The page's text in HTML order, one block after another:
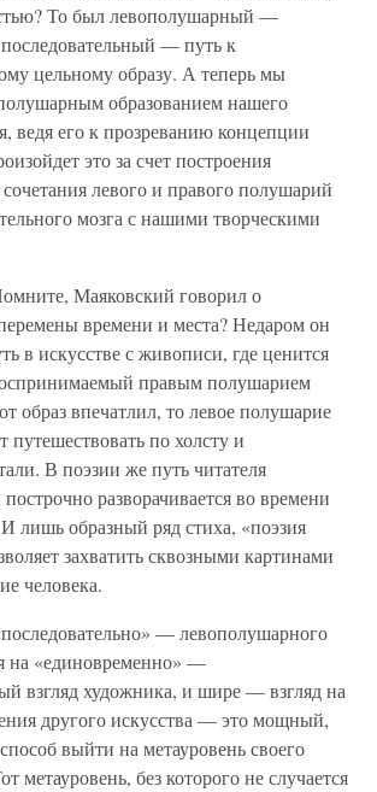
То был левополушарный —
— путь к
цельному образу. А теперь мы
образованием нашего
ведя его к прозреванию концепции
это за счет построения
левого и правого полушарий
мозга с нашими творческими
Маяковский говорил о
времени и места? Недаром он
в искусстве с живописи, где ценится
правым полушарием
образ впечатлил, то левое полушарие
путешествовать по холсту и
В поэзии же путь читателя
разворачивается во времени
лишь образный ряд стиха, «поэзия
захватить сквозными картинами
человека.
— левополушарного
на «единовременно» —
взгляд художника, и шире — взгляд на
другого искусства — это мощный,
выйти на метауровень своего
метауровень, без которого не случается